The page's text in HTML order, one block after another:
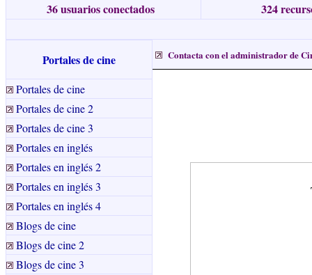
36 usuarios conectados 324
Portales de cine
Portales de cine
Portales de cine 2
Portales de cine 3
Portales en inglés
Portales en inglés 2
Portales en inglés 3
Portales en inglés 4
Blogs de cine
Blogs de cine 2
Blogs de cine 3
Contacta con el administrador de